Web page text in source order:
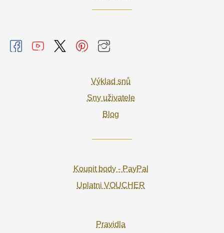
Výklad snů
Sny uživatele
Blog
Koupit body - PayPal
Uplatni VOUCHER
Pravidla